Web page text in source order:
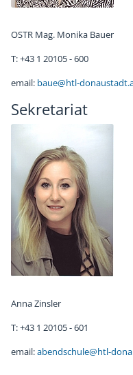
OSTR Mag. Monika Bauer
T: +43 1 20105 - 600
email: baue@htl-
Sekretariat
Anna Zinsler
T: +43 1 20105 - 601
email:abendschule@htl-